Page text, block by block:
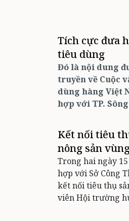
Tích cực đưa
tiêu dùng
Đó là nội dung
truyền về Cuộc
dùng hàng Việt
hợp với TP.
Kết nối tiêu
nông sản
Trong hai ngày
hợp với Sở Công
kết nối tiêu thụ
viên Hội trường